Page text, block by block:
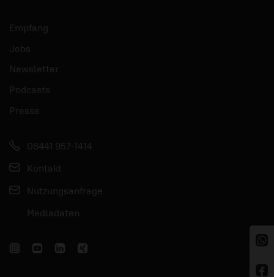
Empfang
Jobs
Newsletter
Podcasts
Presse
06441 957-1414
Kontakt
Nutzungsanfrage
Mediadaten